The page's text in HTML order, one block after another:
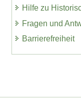
Hilfe zu
Fragen und
Barrierefreiheit